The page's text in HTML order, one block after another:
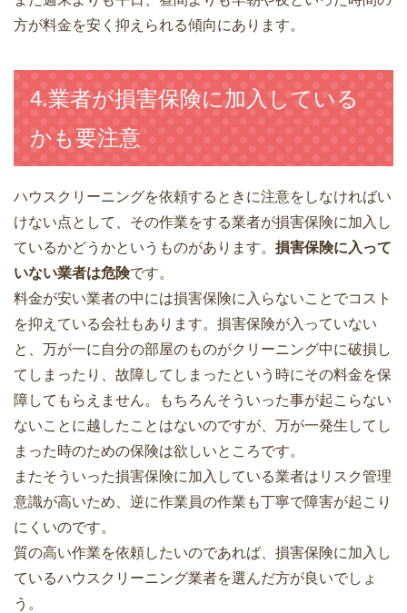
方が料金を安く抑えられる傾向にあります。
4.業者が損害保険に加入している
かも要注意
ハウスクリーニングを依頼するときに注意をしなければい
けない点として、その作業をする業者が損害保険に加入し
ているかどうかというものがあります。 損害保険に入って
いない業者は危険です。
料金が安い業者の中には損害保険に入らないことでコスト
を抑えている会社もあります。損害保険が入っていない
と、万が一に自分の部屋のものがクリーニング中に破損し
てしまったり、故障してしまったという時にその料金を保
障してもらえません。もちろんそういった事が起こらない
ないことに越したことはないのですが、万が一発生してし
まった時のための保険は欲しいところです。
またそういった損害保険に加入している業者はリスク管理
意識が高いため、逆に作業員の作業も丁寧で障害が起こり
にくいのです。
質の高い作業を依頼したいのであれば、損害保険に加入し
ているハウスクリーニング業者を選んだ方が良いでしょ
う。